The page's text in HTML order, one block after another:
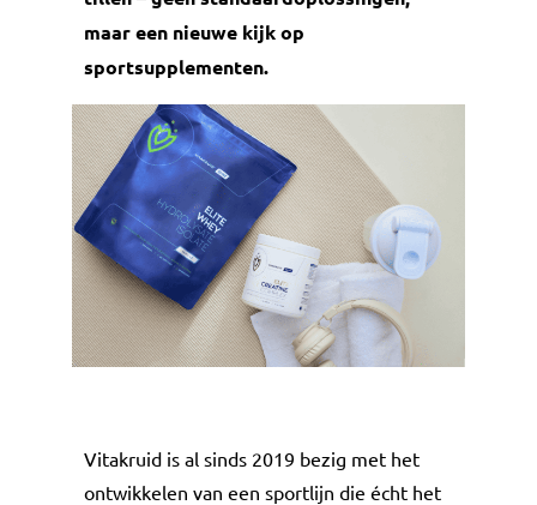
maar een nieuwe kijk op
sportsupplementen.
Vitakruid is al sinds 2019 bezig met het
ontwikkelen van een sportlijn die écht het